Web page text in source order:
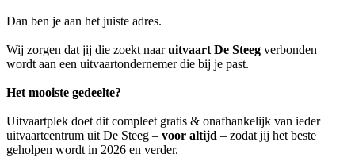
Dan ben je aan het juiste adres.
Wij zorgen dat jij die zoekt naaruitvaart De Steeg verbonden
wordt aan een uitvaartondernemer die bij je past.
Het mooiste gedeelte?
Uitvaartplek doet dit compleet gratis & onafhankelijk van ieder
uitvaartcentrum uit De Steeg – voor altijd – zodat jij het beste
geholpen wordt in 2026 en verder.